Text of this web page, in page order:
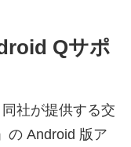
Qサポ
社が提供する交
の Android 版ア